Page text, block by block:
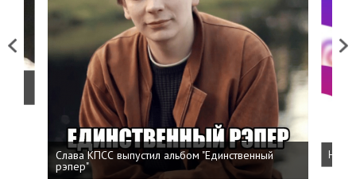
Previous
Слава КПСС выпустил альбом "Единственный
рэпер"
Next